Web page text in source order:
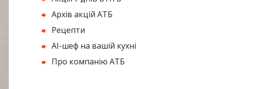
Архів акцій АТБ
Рецепти
AI-шеф на вашій кухні
Про компанію АТБ